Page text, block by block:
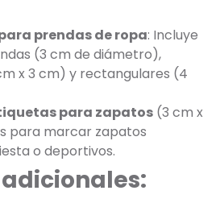
prendas de ropa: Incluye
(3 cm de diámetro),
x 3 cm) y rectangulares (4
para zapatos (3 cm x
para marcar zapatos
o deportivos.